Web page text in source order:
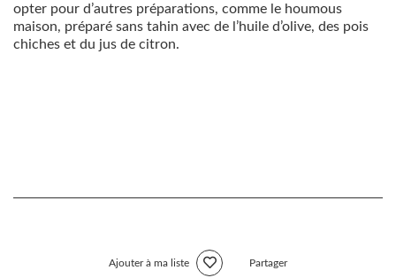
opter pour d’autres préparations, comme le houmous
maison, préparé sans tahin avec de l’huile d’olive, des pois
chiches et du jus de citron.
Ajouter à ma liste Partager